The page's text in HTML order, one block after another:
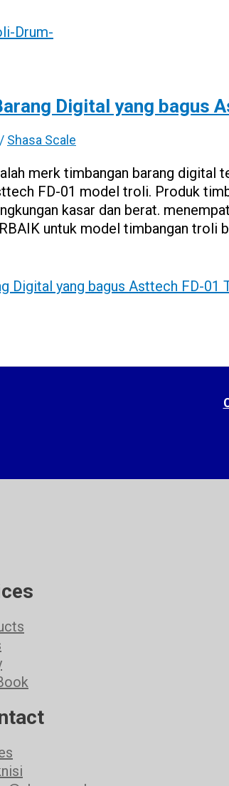
Digital yang bagus
/ Shasa Scale
merk timbangan barang digital
FD-01 model troli. Produk
kasar dan berat.
untuk model timbangan troli
Digital yang bagus Asttech FD-01